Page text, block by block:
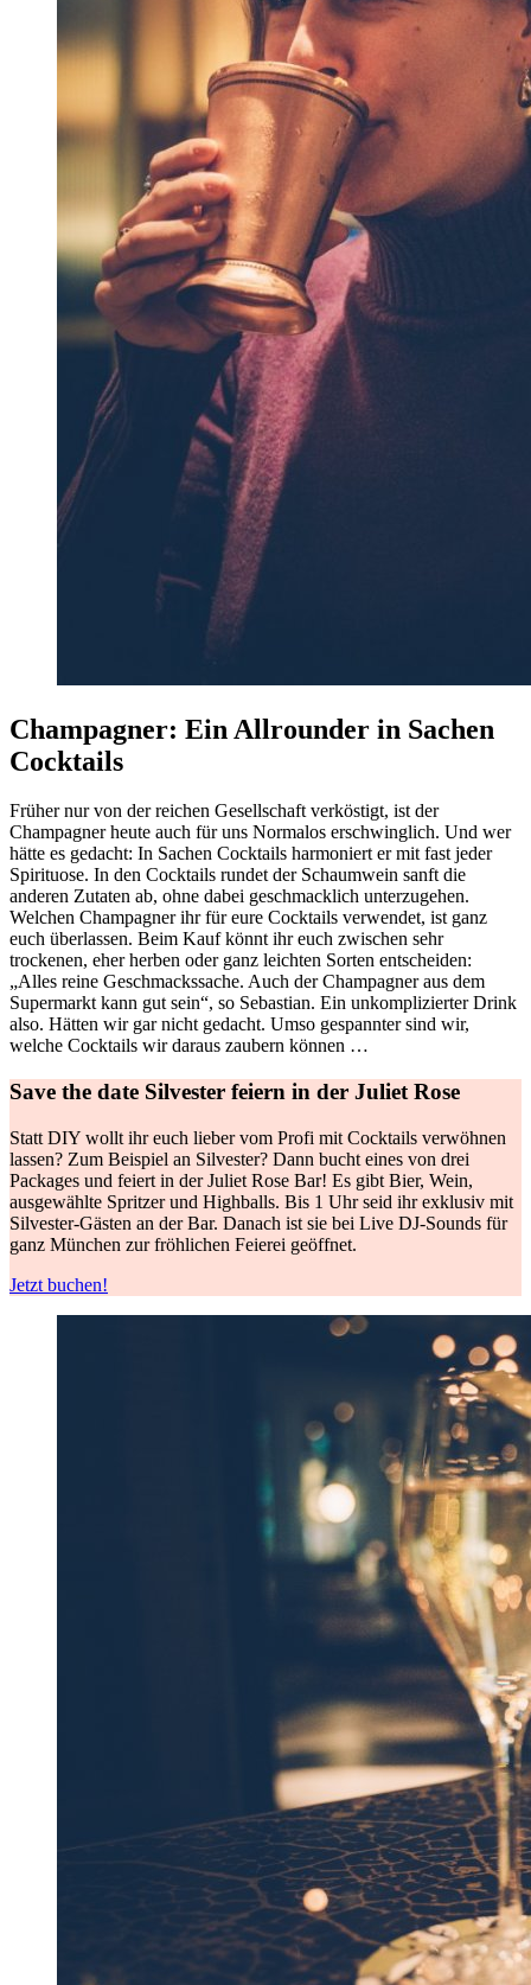
Champagner: Ein Allrounder in Sachen
Cocktails
Früher nur von der reichen Gesellschaft verköstigt, ist der
Champagner heute auch für uns Normalos erschwinglich. Und wer
hätte es gedacht: In Sachen Cocktails harmoniert er mit fast jeder
Spirituose. In den Cocktails rundet der Schaumwein sanft die
anderen Zutaten ab, ohne dabei geschmacklich unterzugehen.
Welchen Champagner ihr für eure Cocktails verwendet, ist ganz
euch überlassen. Beim Kauf könnt ihr euch zwischen sehr
trockenen, eher herben oder ganz leichten Sorten entscheiden:
„Alles reine Geschmackssache. Auch der Champagner aus dem
Supermarkt kann gut sein“, so Sebastian. Ein unkomplizierter Drink
also. Hätten wir gar nicht gedacht. Umso gespannter sind wir,
welche Cocktails wir daraus zaubern können …
Save the date Silvester feiern in der Juliet Rose
Statt DIY wollt ihr euch lieber vom Profi mit Cocktails verwöhnen
lassen? Zum Beispiel an Silvester? Dann bucht eines von drei
Packages und feiert in der Juliet Rose Bar! Es gibt Bier, Wein,
ausgewählte Spritzer und Highballs. Bis 1 Uhr seid ihr exklusiv mit
Silvester-Gästen an der Bar. Danach ist sie bei Live DJ-Sounds für
ganz München zur fröhlichen Feierei geöffnet.
Jetzt buchen!